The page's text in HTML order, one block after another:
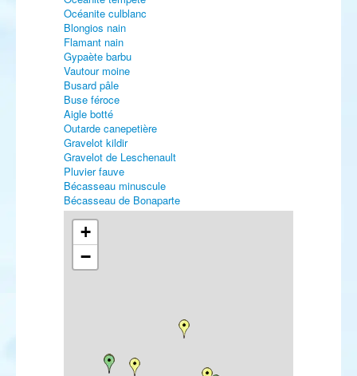
Océanite culblanc
Blongios nain
Flamant nain
Gypaète barbu
Vautour moine
Busard pâle
Buse féroce
Aigle botté
Outarde canepetière
Gravelot kildir
Gravelot de Leschenault
Pluvier fauve
Bécasseau minuscule
Bécasseau de Bonaparte
Bécasseau de Baird
Bécasseau à queue pointue
Bécasseau falcinelle
Chevalier à pattes jaunes
Chevalier grivelé
Martinet à ventre blanc
Pipit à dos olive
+
−